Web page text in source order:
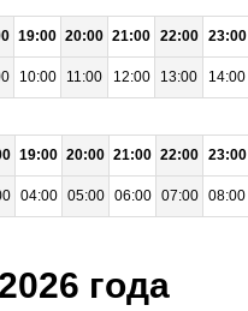
19:00 20:00 21:00 22:00 23:00
10:00 11:00 12:00 13:00 14:00
19:00 20:00 21:00 22:00 23:00
04:00 05:00 06:00 07:00 08:00
года